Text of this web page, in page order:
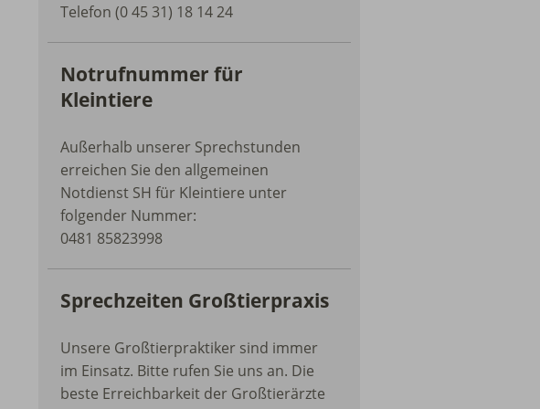
Telefon (0 45 31) 18 14 24
Notrufnummer für
Kleintiere
Außerhalb unserer Sprechstunden
erreichen Sie den allgemeinen
Notdienst SH für Kleintiere unter
folgender Nummer:
0481 85823998
Sprechzeiten Großtierpraxis
Unsere Großtierpraktiker sind immer
im Einsatz. Bitte rufen Sie uns an. Die
beste Erreichbarkeit der Großtierärzte